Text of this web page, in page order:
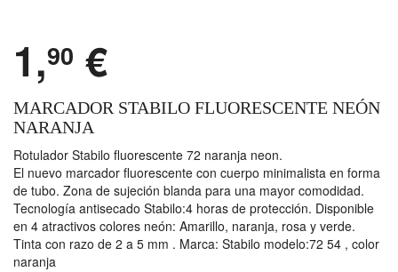
1,90 €
MARCADOR STABILO FLUORESCENTE NEÓN
NARANJA
Rotulador Stabilo fluorescente 72 naranja neon.
El nuevo marcador fluorescente con cuerpo minimalista en forma
de tubo. Zona de sujeción blanda para una mayor comodidad.
Tecnología antisecado Stabilo:4 horas de protección. Disponible
en 4 atractivos colores neón: Amarillo, naranja, rosa y verde.
Tinta con razo de 2 a 5 mm . Marca: Stabilo modelo:72 54 , color
naranja